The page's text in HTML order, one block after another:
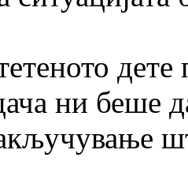
дете
ни беше